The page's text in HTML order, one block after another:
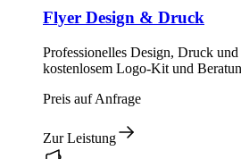
Flyer Design & Druck
Professionelles Design, Druck
kostenlosem Logo-Kit und
Preis auf Anfrage
Zur Leistung